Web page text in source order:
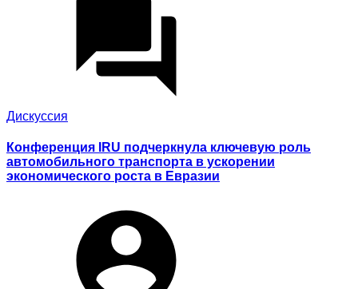
Дискуссия
Конференция IRU подчеркнула ключевую роль
автомобильного транспорта в ускорении
экономического роста в Евразии